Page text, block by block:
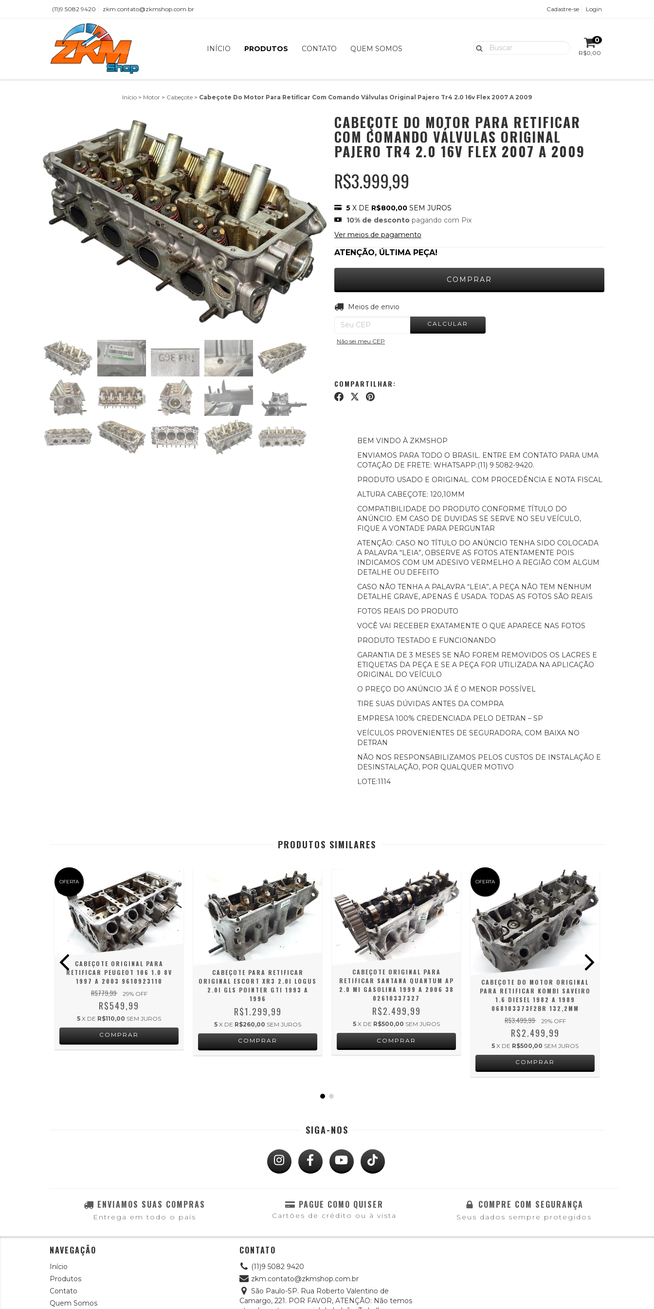
(11)9 5082 9420 zkm.contato@zkmshop.com.br Cadastre-se Login
INÍCIO PRODUTOS CONTATO QUEM SOMOS
0
R$0,00
Início > Motor > Cabeçote > Cabeçote Do Motor Para Retificar Com Comando Válvulas Original Pajero Tr4 2.0 16v Flex 2007 A 2009
CABEÇOTE DO MOTOR PARA RETIFICAR
COM COMANDO VÁLVULAS ORIGINAL
PAJERO TR4 2.0 16V FLEX 2007 A 2009
R$3.999,99
5 X DE R$800,00 SEM JUROS
10% de desconto pagando com Pix
Ver meios de pagamento
ATENÇÃO, ÚLTIMA PEÇA!
Entregas para o CEP:
Meios de envio
CALCULAR
Não sei meu CEP
COMPARTILHAR:
BEM VINDO À ZKMSHOP
ENVIAMOS PARA TODO O BRASIL. ENTRE EM CONTATO PARA UMA
COTAÇÃO DE FRETE: WHATSAPP:(11) 9 5082-9420.
PRODUTO USADO E ORIGINAL. COM PROCEDÊNCIA E NOTA FISCAL
ALTURA CABEÇOTE: 120,10MM
COMPATIBILIDADE DO PRODUTO CONFORME TÍTULO DO
ANÚNCIO. EM CASO DE DUVIDAS SE SERVE NO SEU VEÍCULO,
FIQUE A VONTADE PARA PERGUNTAR
ATENÇÃO: CASO NO TÍTULO DO ANÚNCIO TENHA SIDO COLOCADA
A PALAVRA “LEIA”, OBSERVE AS FOTOS ATENTAMENTE POIS
INDICAMOS COM UM ADESIVO VERMELHO A REGIÃO COM ALGUM
DETALHE OU DEFEITO
CASO NÃO TENHA A PALAVRA “LEIA”, A PEÇA NÃO TEM NENHUM
DETALHE GRAVE, APENAS É USADA. TODAS AS FOTOS SÃO REAIS
FOTOS REAIS DO PRODUTO
VOCÊ VAI RECEBER EXATAMENTE O QUE APARECE NAS FOTOS
PRODUTO TESTADO E FUNCIONANDO
GARANTIA DE 3 MESES SE NÃO FOREM REMOVIDOS OS LACRES E
ETIQUETAS DA PEÇA E SE A PEÇA FOR UTILIZADA NA APLICAÇÃO
ORIGINAL DO VEÍCULO
O PREÇO DO ANÚNCIO JÁ É O MENOR POSSÍVEL
TIRE SUAS DÚVIDAS ANTES DA COMPRA
EMPRESA 100% CREDENCIADA PELO DETRAN – SP
VEÍCULOS PROVENIENTES DE SEGURADORA, COM BAIXA NO
DETRAN
NÃO NOS RESPONSABILIZAMOS PELOS CUSTOS DE INSTALAÇÃO E
DESINSTALAÇÃO, POR QUALQUER MOTIVO
LOTE:1114
PRODUTOS SIMILARES
OFERTA
CABEÇOTE ORIGINAL PARA
RETIFICAR PEUGEOT 106 1.0 8V
1997 A 2003 9610923110
R$779,99 29% OFF
R$549,99
5 X DE R$110,00 SEM JUROS
CABEÇOTE PARA RETIFICAR
ORIGINAL ESCORT XR3 2.0I LOGUS
2.0I GLS POINTER GTI 1993 A
1996
R$1.299,99
5 X DE R$260,00 SEM JUROS
CABEÇOTE ORIGINAL PARA
RETIFICAR SANTANA QUANTUM AP
2.0 MI GASOLINA 1999 A 2006 38
02610337327
R$2.499,99
5 X DE R$500,00 SEM JUROS
OFERTA
CABEÇOTE DO MOTOR ORIGINAL
PARA RETIFICAR KOMBI SAVEIRO
1.6 DIESEL 1982 A 1989
068103373F2BR 132,2MM
R$3.499,99 29% OFF
R$2.499,99
5 X DE R$500,00 SEM JUROS
SIGA-NOS
ENVIAMOS SUAS COMPRAS
Entrega em todo o país
PAGUE COMO QUISER
Cartões de crédito ou à vista
COMPRE COM SEGURANÇA
Seus dados sempre protegidos
NAVEGAÇÃO
Início
Produtos
Contato
Quem Somos
CONTATO
(11)9 5082 9420
zkm.contato@zkmshop.com.br
São Paulo-SP. Rua Roberto Valentino de
Camargo, 221. POR FAVOR, ATENÇÃO: Não temos